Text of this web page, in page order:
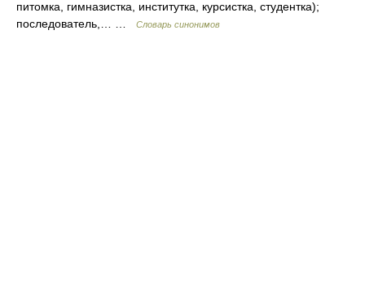
питомка, гимназистка, институтка, курсистка, студентка);
последователь,… …
Словарь синонимов